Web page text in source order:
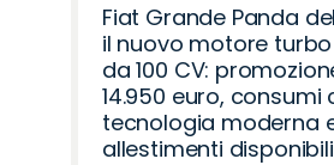
Fiat Grande Panda
il nuovo motore
da 100 CV:
14.950 euro, consumi
tecnologia moderna
allestimenti